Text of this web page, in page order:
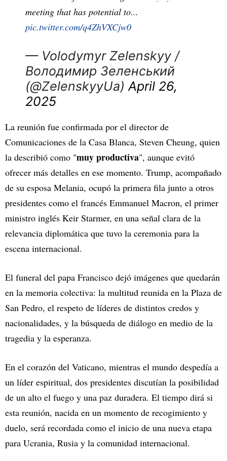
meeting that has potential to...
pic.twitter.com/q4ZhVXCjw0
— Volodymyr Zelenskyy /
Володимир Зеленський
(@ZelenskyyUa)April 26,
2025
La reunión fue confirmada por el director de
Comunicaciones de la Casa Blanca, Steven Cheung, quien
la describió como "muy productiva", aunque evitó
ofrecer más detalles en ese momento. Trump, acompañado
de su esposa Melania, ocupó la primera fila junto a otros
presidentes como el francés Emmanuel Macron, el primer
ministro inglés Keir Starmer, en una señal clara de la
relevancia diplomática que tuvo la ceremonia para la
escena internacional.
El funeral del papa Francisco dejó imágenes que quedarán
en la memoria colectiva: la multitud reunida en la Plaza de
San Pedro, el respeto de líderes de distintos credos y
nacionalidades, y la búsqueda de diálogo en medio de la
tragedia y la esperanza.
En el corazón del Vaticano, mientras el mundo despedía a
un líder espiritual, dos presidentes discutían la posibilidad
de un alto el fuego y una paz duradera. El tiempo dirá si
esta reunión, nacida en un momento de recogimiento y
duelo, será recordada como el inicio de una nueva etapa
para Ucrania, Rusia y la comunidad internacional.